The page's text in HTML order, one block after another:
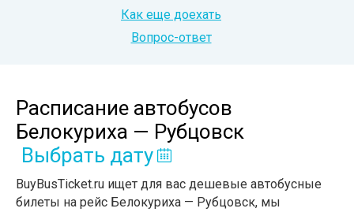
Как еще доехать
Вопрос-ответ
Расписание автобусов
Белокуриха — Рубцовск
Выбрать дату
BuyBusTicket.ru ищет для вас дешевые автобусные
билеты на рейс Белокуриха — Рубцовск, мы